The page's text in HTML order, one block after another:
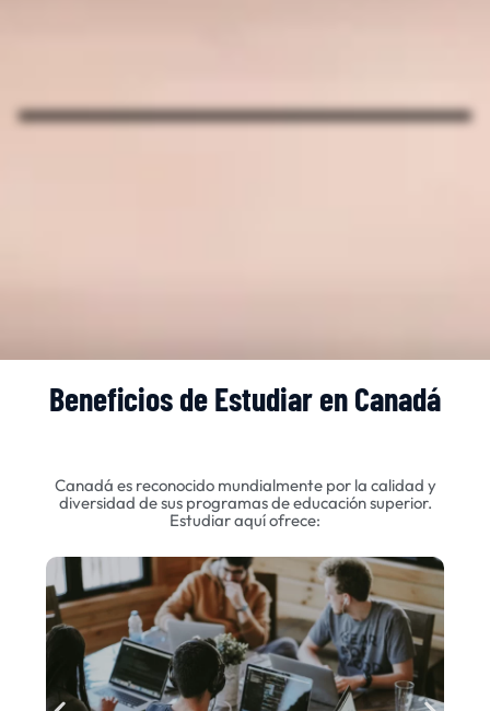
Beneficios de Estudiar en Canadá
Canadá es reconocido mundialmente por la calidad y
diversidad de sus programas de educación superior.
Estudiar aquí ofrece: